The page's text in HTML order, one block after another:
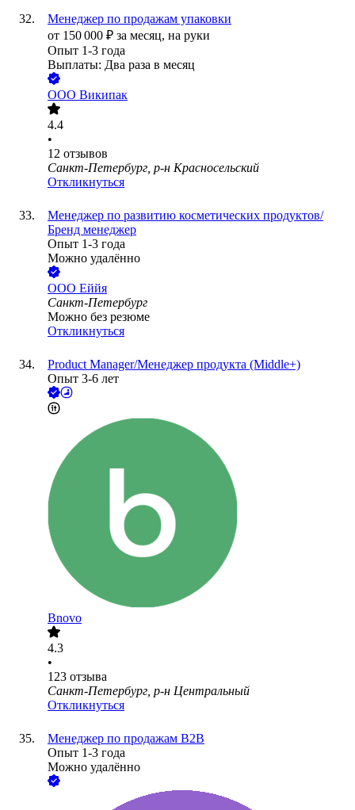
Менеджер по продажам упаковки
от 150 000 ₽ за месяц, на руки
Опыт 1-3 года
Выплаты: Два раза в месяц
ООО Википак
4.4
•
12 отзывов
Санкт-Петербург, р-н Красносельский
Откликнуться
Менеджер по развитию косметических продуктов/
Бренд менеджер
Опыт 1-3 года
Можно удалённо
ООО Еййя
Санкт-Петербург
Можно без резюме
Откликнуться
Product Manager/Менеджер продукта (Middle+)
Опыт 3-6 лет
Bnovo
4.3
•
123 отзыва
Санкт-Петербург, р-н Центральный
Откликнуться
Менеджер по продажам B2B
Опыт 1-3 года
Можно удалённо